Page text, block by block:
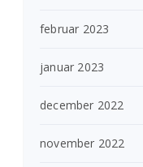
februar 2023
januar 2023
december 2022
november 2022